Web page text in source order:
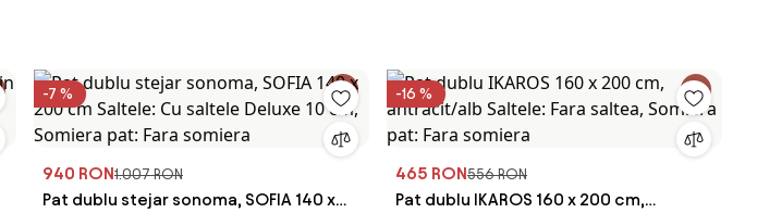
-7 %
940 RON1.007 RON
Pat dublu stejar sonoma, SOFIA 140 x
-16 %
465 RON556 RON
Pat dublu IKAROS 160 x 200 cm,